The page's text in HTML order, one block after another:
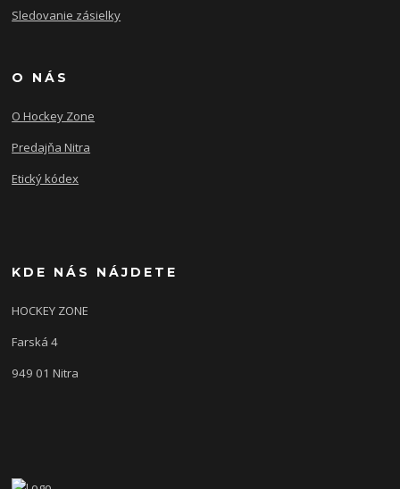
Sledovanie zásielky
O NÁS
O Hockey Zone
Predajňa Nitra
Etický kódex
KDE NÁS NÁJDETE
HOCKEY ZONE
Farská 4
949 01 Nitra